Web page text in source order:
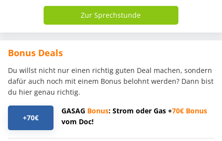
Zur Sprechstunde
Bonus Deals
Du willst nicht nur einen richtig guten Deal machen, sondern
dafür auch noch mit einem Bonus belohnt werden? Dann bist
du hier genau richtig.
+70€
GASAG Bonus: Strom oder Gas +70€ Bonus
vom Doc!